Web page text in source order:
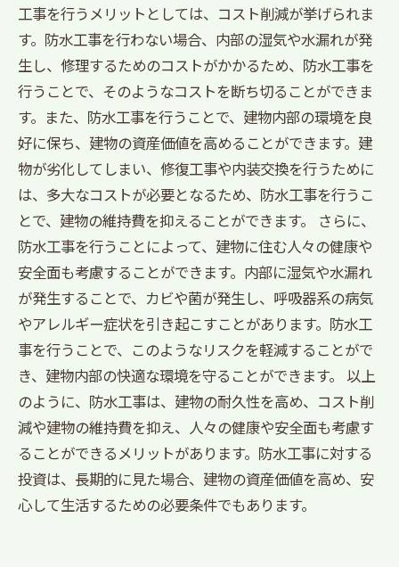
工事を行うメリットとしては、コスト削減が挙げられま
す。防水工事を行わない場合、内部の湿気や水漏れが発
生し、修理するためのコストがかかるため、防水工事を
行うことで、そのようなコストを断ち切ることができま
す。また、防水工事を行うことで、建物内部の環境を良
好に保ち、建物の資産価値を高めることができます。建
物が劣化してしまい、修復工事や内装交換を行うために
は、多大なコストが必要となるため、防水工事を行うこ
とで、建物の維持費を抑えることができます。 さらに、
防水工事を行うことによって、建物に住む人々の健康や
安全面も考慮することができます。内部に湿気や水漏れ
が発生することで、カビや菌が発生し、呼吸器系の病気
やアレルギー症状を引き起こすことがあります。防水工
事を行うことで、このようなリスクを軽減することがで
き、建物内部の快適な環境を守ることができます。 以上
のように、防水工事は、建物の耐久性を高め、コスト削
減や建物の維持費を抑え、人々の健康や安全面も考慮す
ることができるメリットがあります。防水工事に対する
投資は、長期的に見た場合、建物の資産価値を高め、安
心して生活するための必要条件でもあります。